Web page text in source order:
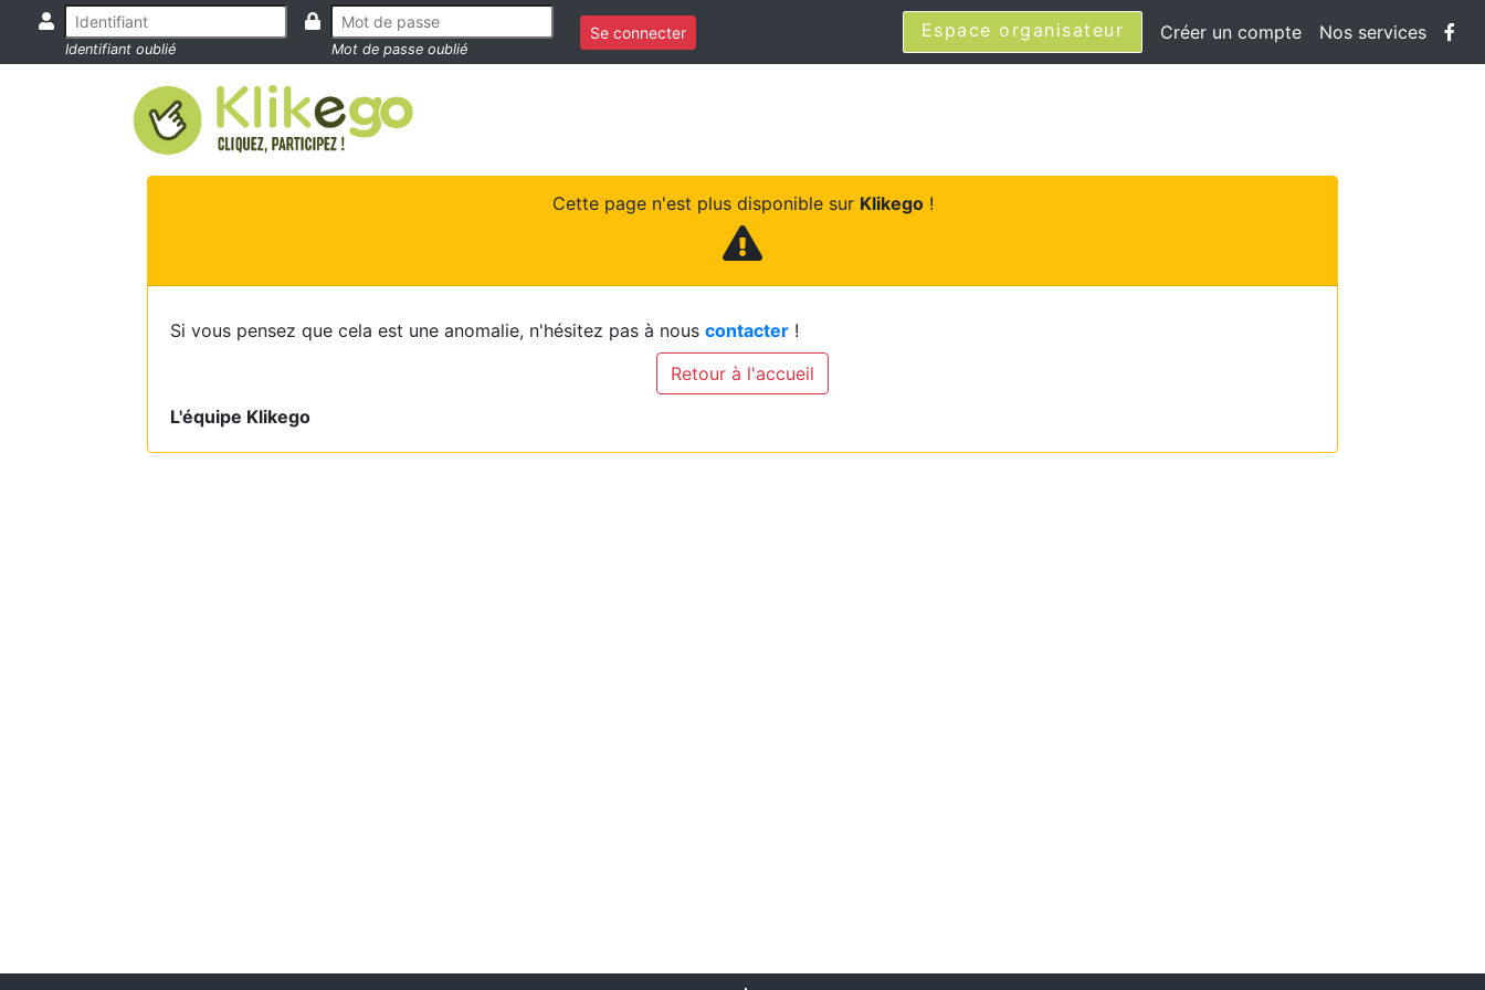
Identifiant oublié Mot de passe oublié
Se connecter Espace organisateur Créer un compte Nos services
Cette page n'est plus disponible sur Klikego!
Si vous pensez que cela est une anomalie, n'hésitez pas à nous contacter !
Retour à l'accueil
L'équipe Klikego